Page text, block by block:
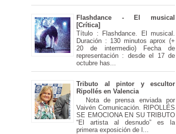
Flashdance - El musical
[Crítica]
Título : Flashdance. El musical.
Duración : 130 minutos aprox (+
20 de intermedio) Fecha de
representación : desde el 17 de
octubre has...
Tributo al pintor y escultor
Ripollés en Valencia
Nota de prensa enviada por
Vaivén Comunicación. RIPOLLÉS
SE EMOCIONA EN SU TRIBUTO
“El artista al desnudo” es la
primera exposición de l...